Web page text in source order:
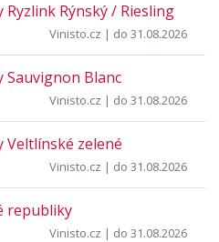
Ryzlink Rýnský / Riesling
Vinisto.cz | do 31.08.2026
Sauvignon Blanc
Vinisto.cz | do 31.08.2026
Veltlínské zelené
Vinisto.cz | do 31.08.2026
republiky
Vinisto.cz | do 31.08.2026